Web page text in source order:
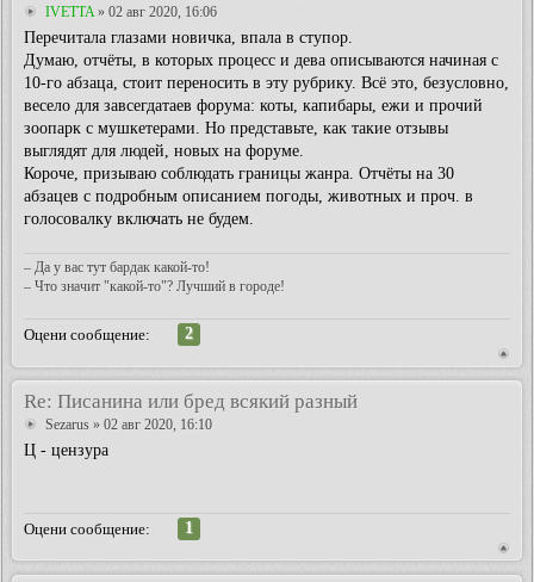
IVETTA» 02 авг 2020, 16:06
Перечитала глазами новичка, впала в ступор.
Думаю, отчёты, в которых процесс и дева описываются начиная с
10-го абзаца, стоит переносить в эту рубрику. Всё это, безусловно,
весело для завсегдатаев форума: коты, капибары, ежи и прочий
зоопарк с мушкетерами. Но представьте, как такие отзывы
выглядят для людей, новых на форуме.
Короче, призываю соблюдать границы жанра. Отчёты на 30
абзацев с подробным описанием погоды, животных и проч. в
голосовалку включать не будем.
– Да у вас тут бардак какой-то!
– Что значит "какой-то"? Лучший в городе!
Оцени сообщение:
2
Re: Писанина или бред всякий разный
Sezarus » 02 авг 2020, 16:10
Ц - цензура
Оцени сообщение:
1